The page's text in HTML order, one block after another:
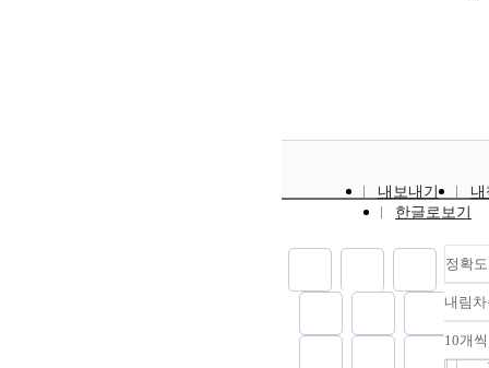
내보내기
한글로보기
정확
내림
10개